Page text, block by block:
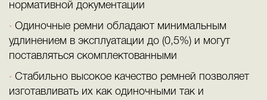
нормативной документации
Одиночные ремни обладают минимальным
удлинением в эксплуатации до (0,5%) и могут
поставляться скомплектованными
Стабильно высокое качество ремней позволяет
изготавливать их как одиночными так и